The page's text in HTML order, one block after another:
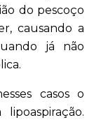
do pescoço
causando a
já não
casos o